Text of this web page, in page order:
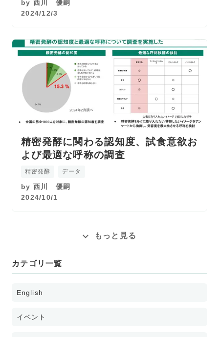
by 西川 優嗣
2024/12/3
精密発酵に関わる認知度、試食意欲お
よび最適な呼称の調査
精密発酵 データ
by 西川 優嗣
2024/10/1
もっと見る
カテゴリ一覧
English
イベント